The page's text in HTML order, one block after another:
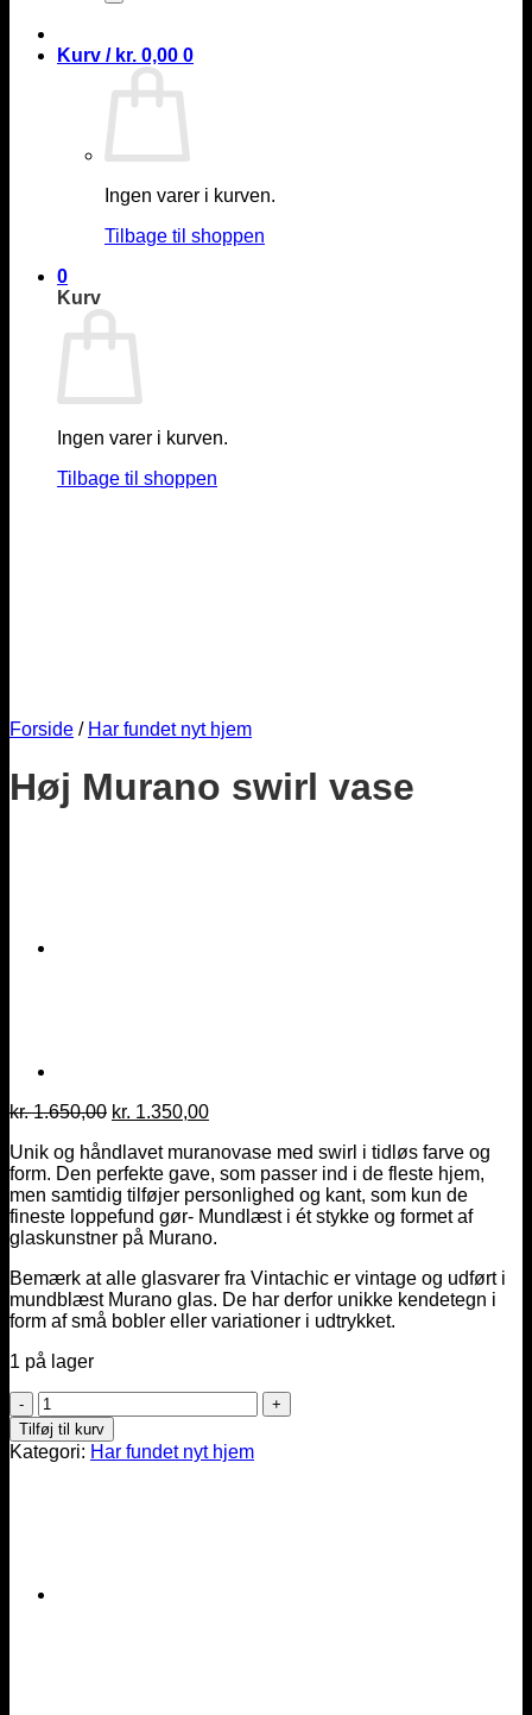
Kurv / kr. 0,00 0
Ingen varer i kurven.
Tilbage til shoppen
0
Kurv
Ingen varer i kurven.
Tilbage til shoppen
Forside / Har fundet nyt hjem
Høj Murano swirl vase
kr.1.650,00 Den
pris
var:
kr. 1.650,00.
kr. 1.350,00Den
pris
er:
kr. 1.350,00.
Unik og håndlavet muranovase med swirl i tidløs farve og
form. Den perfekte gave, som passer ind i de fleste hjem,
men samtidig tilføjer personlighed og kant, som kun de
fineste loppefund gør- Mundlæst i ét stykke og formet af
glaskunstner på Murano.
Bemærk at alle glasvarer fra Vintachic er vintage og udført i
mundblæst Murano glas. De har derfor unikke kendetegn i
form af små bobler eller variationer i udtrykket.
1 på lager
Høj
Murano
swirl
vase
Tilføj til kurv
Kategori: Har fundet nyt hjem